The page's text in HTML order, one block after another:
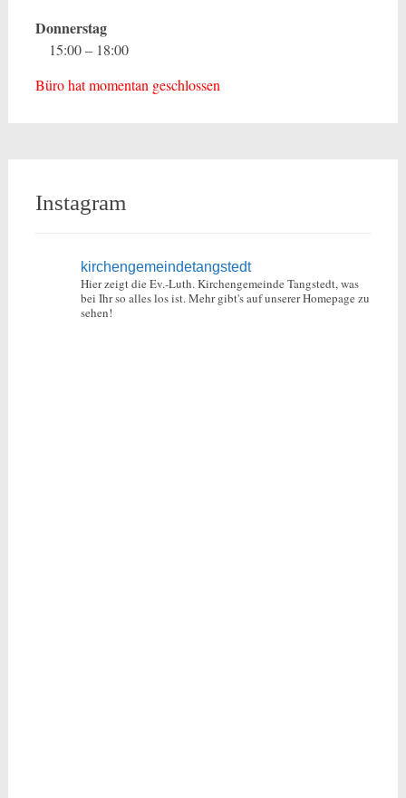
Donnerstag
15:00 – 18:00
Büro hat momentan geschlossen
Instagram
kirchengemeindetangstedt
Hier zeigt die Ev.-Luth. Kirchengemeinde Tangstedt, was
bei Ihr so alles los ist.Mehr gibt's auf unserer Homepage zu
sehen!